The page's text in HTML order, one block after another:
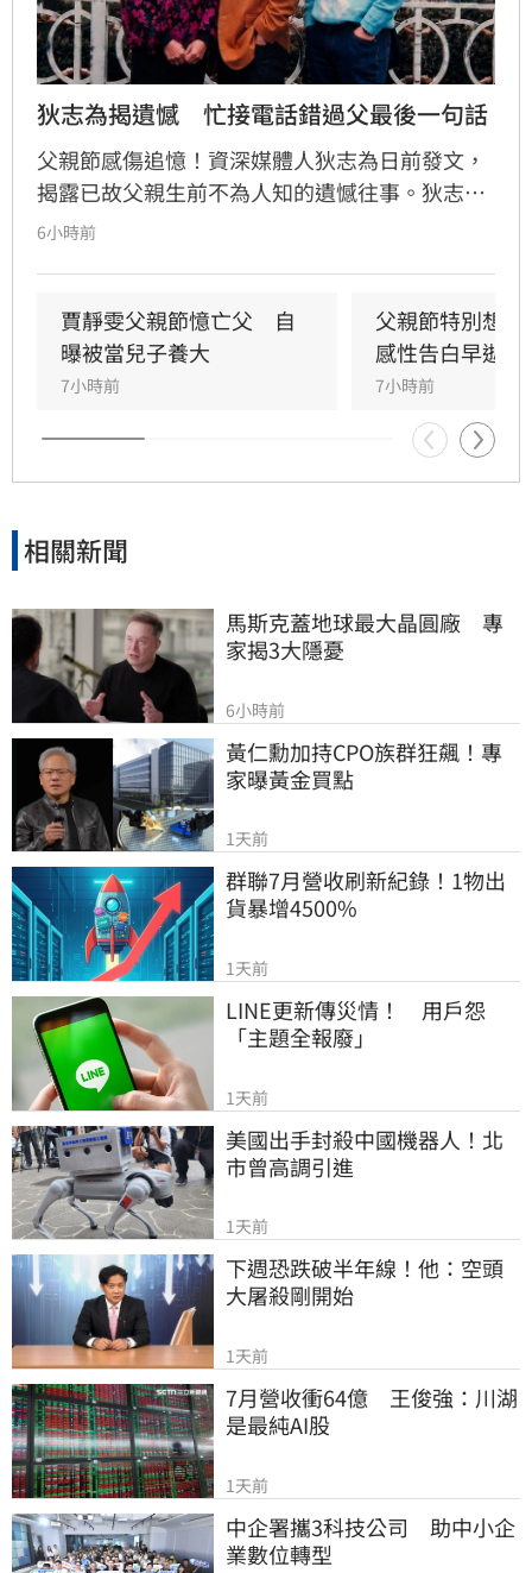
狄志為揭遺憾　忙接電話錯過父最後一句話
父親節感傷追憶！資深媒體人狄志為日前發文，
揭露已故父親生前不為人知的遺憾往事。狄志為
透露，父親一生以海為家，兩人相處時間極少，
在門外落淚。最讓狄志為心碎的是，當年陪病重
父親曬太陽時，自己因忙於接工作電話而忽視了
父親，沒想到那竟是父子最後的相處，父親回房
後便陷入永眠。這段錯過的對話成為他20年來心
中最深的遺憾，他以此感嘆，有些電話晚點接沒
關係，但錯過的親情與話語，可能再也無法挽
6小時前
賈靜雯父親節憶亡父　自
曝被當兒子養大
7小時前
父親節特別想
感性告白早逝父
7小時前
相關新聞
馬斯克蓋地球最大晶圓廠　專
家揭3大隱憂
6小時前
黃仁勳加持CPO族群狂飆！專
家曝黃金買點
1天前
群聯7月營收刷新紀錄！1物出
貨暴增4500%
1天前
LINE更新傳災情！　用戶怨
「主題全報廢」
1天前
美國出手封殺中國機器人！北
市曾高調引進
1天前
下週恐跌破半年線！他：空頭
大屠殺剛開始
1天前
7月營收衝64億　王俊強：川湖
是最純AI股
1天前
中企署攜3科技公司　助中小企
業數位轉型